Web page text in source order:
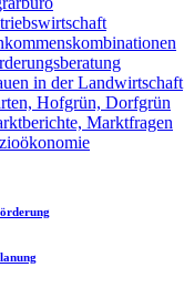
in der Landwirtschaft
Hofgrün, Dorfgrün
Marktfragen